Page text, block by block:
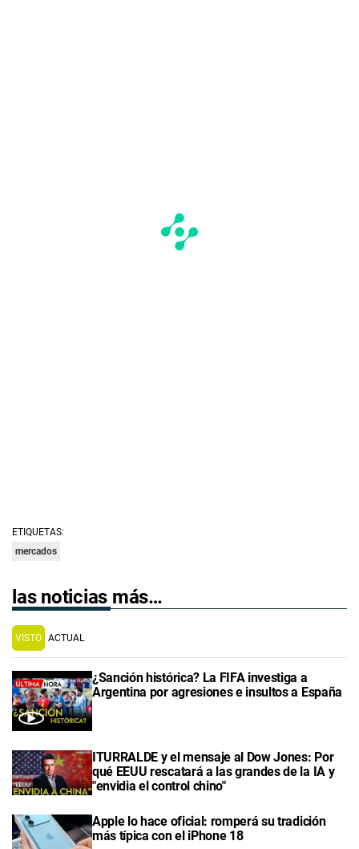
ETIQUETAS:
mercados
las noticias más…
VISTO ACTUAL
¿Sanción histórica? La FIFA investiga a
Argentina por agresiones e insultos a España
ITURRALDE y el mensaje al Dow Jones: Por
qué EEUU rescatará a las grandes de la IA y
"envidia el control chino"
Apple lo hace oficial: romperá su tradición
más típica con el iPhone 18